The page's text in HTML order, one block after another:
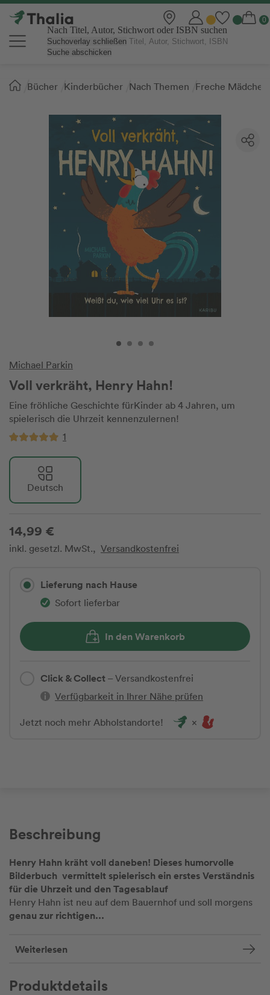
Nach Titel, Autor, Stichwort oder ISBN suchen
Suchoverlay schließen
Suche abschicken
Sie
sind
Bücher Kinderbücher Nach Themen Freche Mädchen
Michael Parkin
Voll verkräht, Henry Hahn!
Eine fröhliche Geschichte fürKinder ab 4 Jahren, um
spielerisch die Uhrzeit kennenzulernen!
1
Deutsch
14,99 €
inkl. gesetzl. MwSt., Versandkostenfrei
Lieferung nach Hause
Sofort lieferbar
In den Warenkorb
Click & Collect – Versandkostenfrei
Verfügbarkeit in Ihrer Nähe prüfen
Jetzt noch mehr Abholstandorte!
Beschreibung
Henry Hahn kräht voll daneben! Dieses humorvolle
Bilderbuch vermittelt spielerisch ein erstes Verständnis
für die Uhrzeit und den Tagesablauf
Henry Hahn ist neu auf dem Bauernhof und soll morgens
genau zur richtigen...
Weiterlesen
Produktdetails